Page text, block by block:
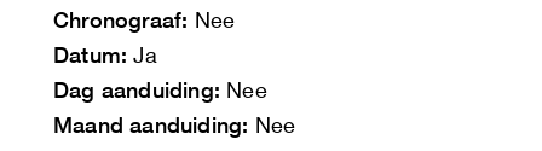
Chronograaf: Nee
Datum: Ja
Dag aanduiding: Nee
Maand aanduiding: Nee